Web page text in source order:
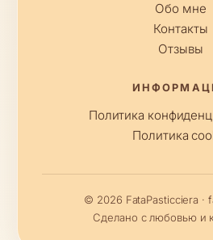
Обо мне
Контакты
Отзывы
Политика
Политика
© 2026 FataPasticciera ·
Сделано с любовью и